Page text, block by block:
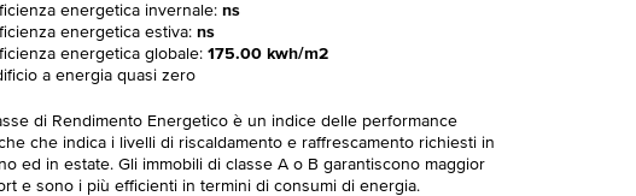
energetica invernale:ns
energetica estiva:ns
energetica globale:175.00 kwh/m2
a energia quasi zero
di Rendimento Energetico è un indice delle performance
che indica i livelli di riscaldamento e raffrescamento richiesti in
ed in estate. Gli immobili di classe A o B garantiscono maggior
e sono i più efficienti in termini di consumi di energia.